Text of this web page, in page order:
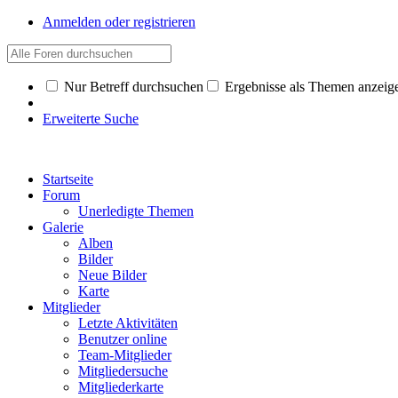
Anmelden oder registrieren
Nur Betreff durchsuchen Ergebnisse als Themen
Erweiterte Suche
Startseite
Forum
Unerledigte Themen
Galerie
Alben
Bilder
Neue Bilder
Karte
Mitglieder
Letzte Aktivitäten
Benutzer online
Team-Mitglieder
Mitgliedersuche
Mitgliederkarte